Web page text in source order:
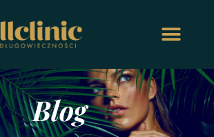
Blog